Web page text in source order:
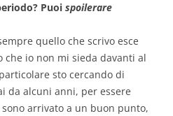
Puoi spoilerare
quello che scrivo esce
che io non mi sieda davanti al
sto cercando di
da alcuni anni, per essere
arrivato a un buon punto,